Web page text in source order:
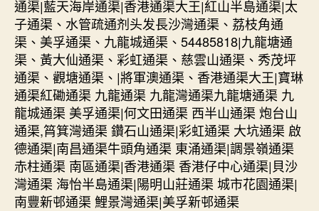
通渠|藍天海岸通渠|香港通渠大王|紅山半島通渠|太
子通渠、水管疏通剂头发長沙灣通渠、荔枝角通
渠、美孚通渠、九龍城通渠、54485818|九龍塘通
渠、黃大仙通渠、彩虹通渠、慈雲山通渠、秀茂坪
通渠、觀塘通渠、|將軍澳通渠、香港通渠大王|寶琳
通渠紅磡通渠 九龍通渠 九龍灣通渠九龍塘通渠 九
龍城通渠 美孚通渠|何文田通渠 西半山通渠 炮台山
通渠,筲箕灣通渠 鑽石山通渠|彩虹通渠 大坑通渠 啟
德通渠|南昌通渠牛頭角通渠 東涌通渠|調景嶺通渠
赤柱通渠 南區通渠|香港通渠 香港仔中心通渠|貝沙
灣通渠 海怡半島通渠|陽明山莊通渠 城市花園通渠|
南豐新邨通渠 鯉景灣通渠|美孚新邨通渠